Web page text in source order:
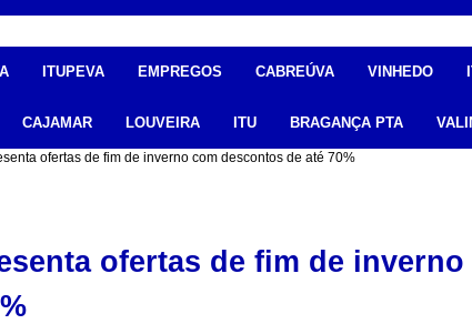
ITUPEVA EMPREGOS CABREÚVA VINHEDO
CAJAMAR LOUVEIRA ITU BRAGANÇA PTA
ofertas de fim de inverno com descontos de até 70%
ofertas de fim de inverno